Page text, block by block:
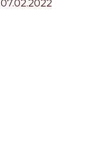
07.02.2022